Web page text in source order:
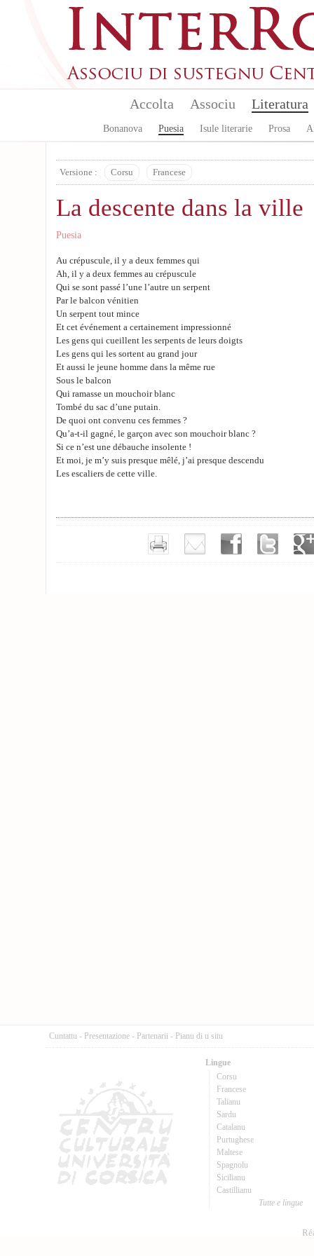
Accolta Associu Literatura
Bonanova Puesia Isule literarie Prosa
Versione : Corsu Francese
La descente dans la ville
Puesia
Au crépuscule, il y a deux femmes qui
Ah, il y a deux femmes au crépuscule
Qui se sont passé l’une l’autre un serpent
Par le balcon vénitien
Un serpent tout mince
Et cet événement a certainement impressionné
Les gens qui cueillent les serpents de leurs doigts
Les gens qui les sortent au grand jour
Et aussi le jeune homme dans la même rue
Sous le balcon
Qui ramasse un mouchoir blanc
Tombé du sac d’une putain.
De quoi ont convenu ces femmes ?
Qu’a-t-il gagné, le garçon avec son mouchoir blanc ?
Si ce n’est une débauche insolente !
Et moi, je m’y suis presque mêlé, j’ai presque descendu
Les escaliers de cette ville.
Cuntattu - Presentazione - Partenarii - Pianu di u situ
Lingue
Corsu
Francese
Talianu
Sardu
Catalanu
Purtughese
Maltese
Spagnolu
Sicilianu
Castillianu
Tutte e lingue